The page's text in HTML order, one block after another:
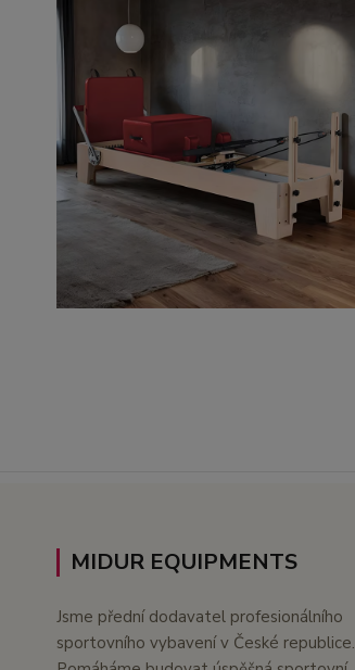
MIDUR EQUIPMENTS
Jsme přední dodavatel profesionálního
sportovního vybavení v České republice.